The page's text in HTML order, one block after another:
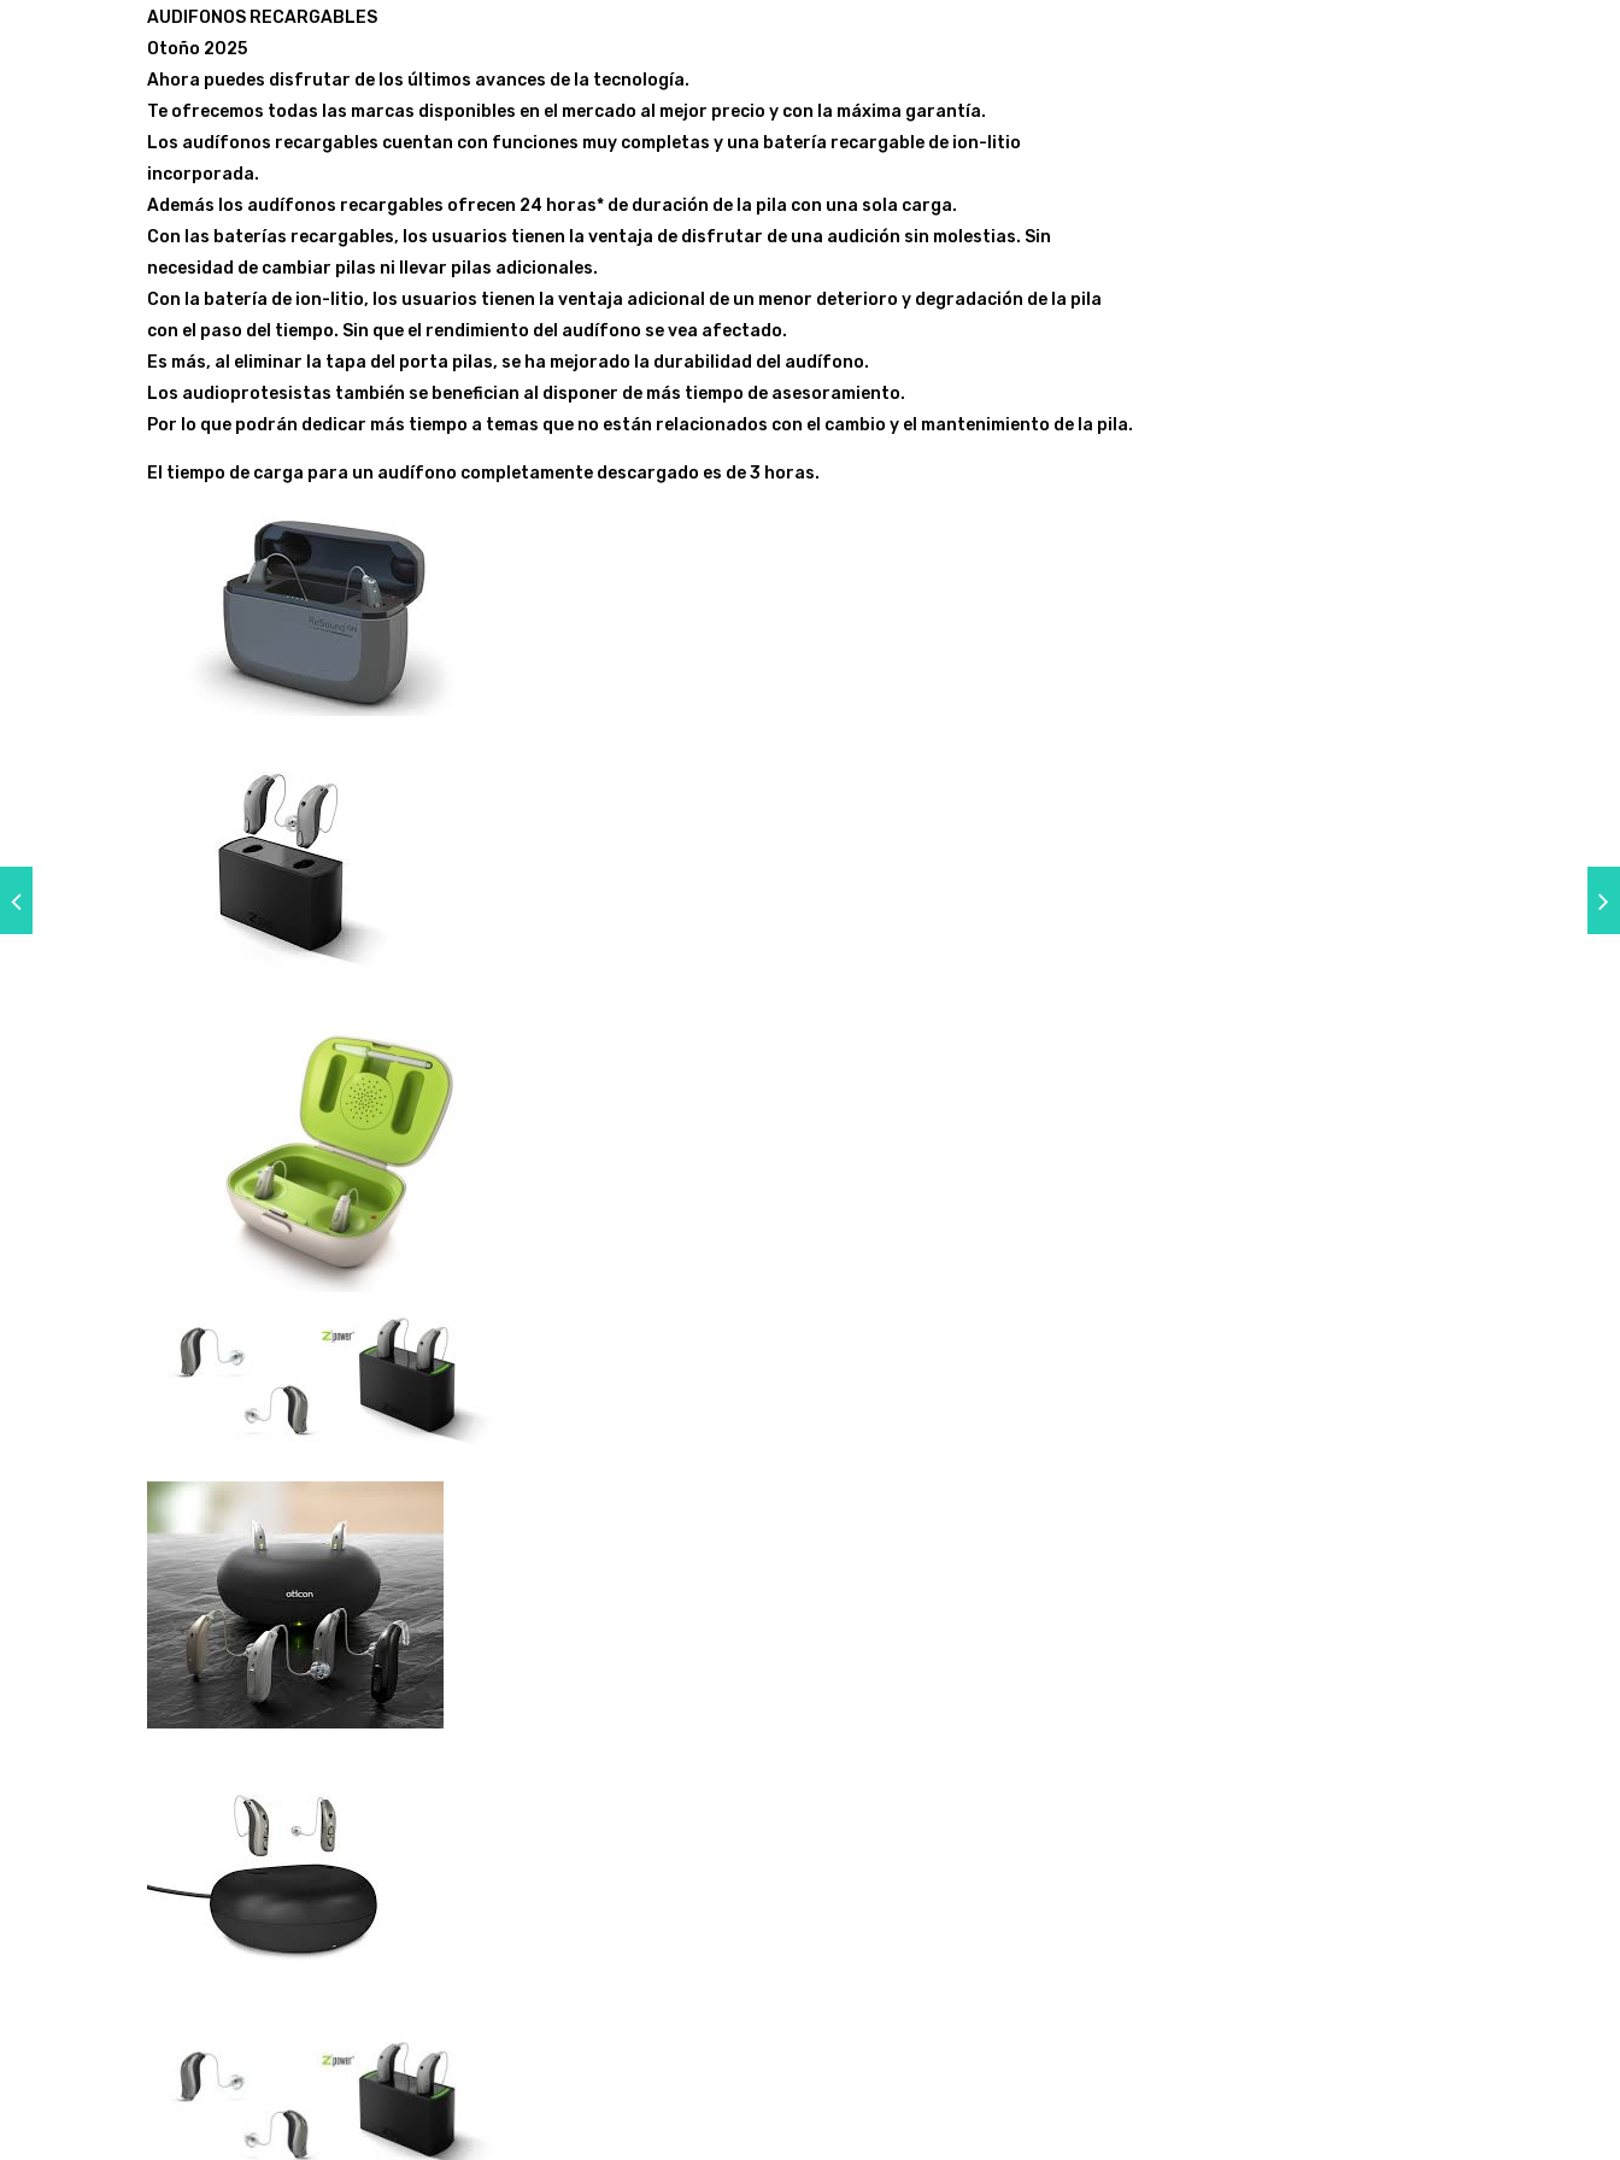
AUDIFONOS RECARGABLES
Otoño 2025
Ahora puedes disfrutar de los últimos avances de la tecnología.
Te ofrecemos todas las marcas disponibles en el mercado al mejor precio y con la máxima garantía.
Los audífonos recargables cuentan con funciones muy completas y una batería recargable de ion-litio
incorporada.
Además los audífonos recargables ofrecen 24 horas* de duración de la pila con una sola carga.
Con las baterías recargables, los usuarios tienen la ventaja de disfrutar de una audición sin molestias. Sin
necesidad de cambiar pilas ni llevar pilas adicionales.
Con la batería de ion-litio, los usuarios tienen la ventaja adicional de un menor deterioro y degradación de la pila
con el paso del tiempo. Sin que el rendimiento del audífono se vea afectado.
Es más, al eliminar la tapa del porta pilas, se ha mejorado la durabilidad del audífono.
Los audioprotesistas también se benefician al disponer de más tiempo de asesoramiento.
Por lo que podrán dedicar más tiempo a temas que no están relacionados con el cambio y el mantenimiento de la pila.
El tiempo de carga para un audífono completamente descargado es de 3 horas.